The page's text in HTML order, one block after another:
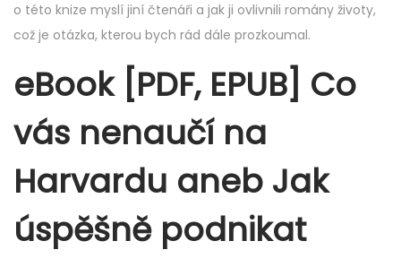
o této knize myslí jiní čtenáři a jak ji ovlivnili romány životy,
což je otázka, kterou bych rád dále prozkoumal.
eBook [PDF, EPUB] Co
vás nenaučí na
Harvardu aneb Jak
úspěšně podnikat